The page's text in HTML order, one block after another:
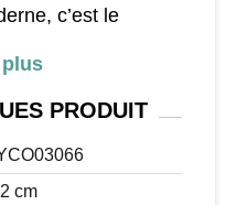
c’est le
(100%
PRODUIT
cm